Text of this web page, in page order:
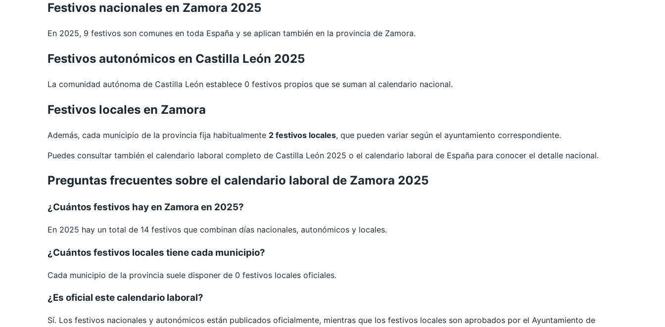
Festivos nacionales en Zamora 2025
En 2025, 9 festivos son comunes en toda España y se aplican también en la provincia de Zamora.
Festivos autonómicos en Castilla León 2025
La comunidad autónoma de Castilla León establece 0 festivos propios que se suman al calendario nacional.
Festivos locales en Zamora
Además, cada municipio de la provincia fija habitualmente 2 festivos locales, que pueden variar según el ayuntamiento correspondiente.
Puedes consultar también el calendario laboral completo de Castilla León 2025 o el calendario laboral de España para conocer el detalle nacional.
Preguntas frecuentes sobre el calendario laboral de Zamora 2025
¿Cuántos festivos hay en Zamora en 2025?
En 2025 hay un total de 14 festivos que combinan días nacionales, autonómicos y locales.
¿Cuántos festivos locales tiene cada municipio?
Cada municipio de la provincia suele disponer de 0 festivos locales oficiales.
¿Es oficial este calendario laboral?
Sí. Los festivos nacionales y autonómicos están publicados oficialmente, mientras que los festivos locales son aprobados por el Ayuntamiento de